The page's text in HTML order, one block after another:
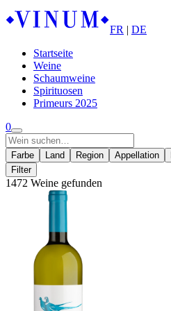
FR | DE
Startseite
Weine
Schaumweine
Spirituosen
Primeurs 2025
0
Farbe Land Region Appellation
Filter
1472 Weine gefunden